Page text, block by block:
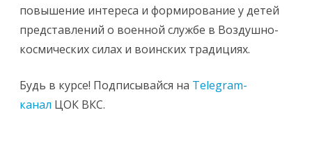
повышение интереса и формирование у детей
представлений о военной службе в Воздушно-
космических силах и воинских традициях.
Будь в курсе! Подписывайся на Telegram-
канал ЦОК ВКС.